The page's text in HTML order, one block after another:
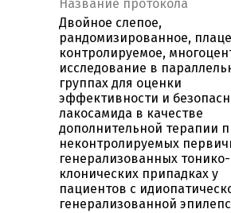
Название протокола
Двойное слепое,
рандомизированное,
контролируемое,
исследование в
группах для оценки
эффективности и
лакосамида в качестве
дополнительной терапии
неконтролируемых
генерализованных тонико-
клонических припадках у
пациентов с
генерализованной